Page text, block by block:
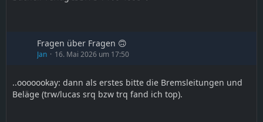
Fragen über Fragen 🙃
Jan 16. Mai 2026 um 17:50
..ooooookay: dann als erstes bitte die Bremsleitungen und
Beläge (trw/lucas srq bzw trq fand ich top).